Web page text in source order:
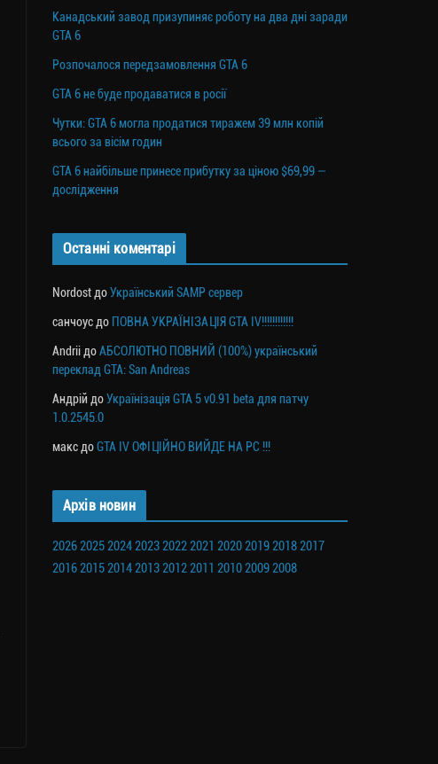
Канадський завод призупиняє роботу на два дні заради
GTA 6
Розпочалося передзамовлення GTA 6
GTA 6 не буде продаватися в росії
Чутки: GTA 6 могла продатися тиражем 39 млн копій
всього за вісім годин
GTA 6 найбільше принесе прибутку за ціною $69,99 —
дослідження
Останні коментарі
Nordost доУкраїнський SAMP сервер
санчоус до ПОВНА УКРАЇНІЗАЦІЯ GTA IV!!!!!!!!!!!!
Andrii доАБСОЛЮТНО ПОВНИЙ (100%) український
переклад GTA: San Andreas
Андрій доУкраїнізація GTA 5 v0.91 beta для патчу
1.0.2545.0
макс доGTA IV ОФІЦІЙНО ВИЙДЕ НА PC !!!
Архів новин
202620252024202320222021 2020201920182017
201620152014201320122011 201020092008